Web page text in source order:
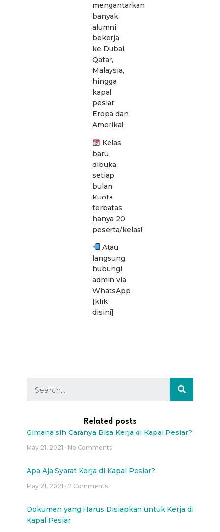
mengantarkan
banyak
alumni
bekerja
ke Dubai,
Qatar,
Malaysia,
hingga
kapal
pesiar
Eropa dan
Amerika!
Kelas
baru
dibuka
setiap
bulan.
Kuota
terbatas
hanya 20
peserta/kelas!
Atau
langsung
hubungi
admin via
WhatsApp
[klik
disini]
Related posts
Gimana sih Caranya Bisa Kerja di Kapal Pesiar?
May 21, 2021 No Comments
Apa Aja Syarat Kerja di Kapal Pesiar?
May 21, 2021 2 Comments
Dokumen yang Harus Disiapkan untuk Kerja di
Kapal Pesiar